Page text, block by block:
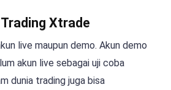
Xtrade
live maupun demo. Akun demo
akun live sebagai uji coba
dunia trading juga bisa